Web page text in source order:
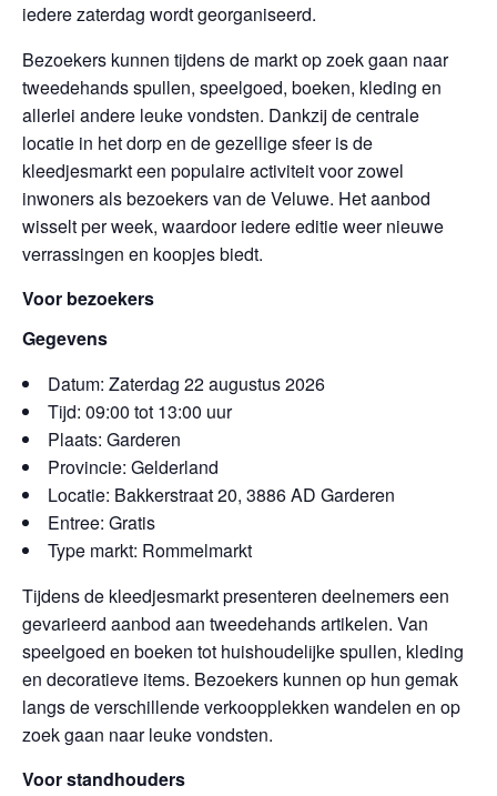
iedere zaterdag wordt georganiseerd.
Bezoekers kunnen tijdens de markt op zoek gaan naar
tweedehands spullen, speelgoed, boeken, kleding en
allerlei andere leuke vondsten. Dankzij de centrale
locatie in het dorp en de gezellige sfeer is de
kleedjesmarkt een populaire activiteit voor zowel
inwoners als bezoekers van de Veluwe. Het aanbod
wisselt per week, waardoor iedere editie weer nieuwe
verrassingen en koopjes biedt.
Voor bezoekers
Gegevens
Datum: Zaterdag 22 augustus 2026
Tijd: 09:00 tot 13:00 uur
Plaats: Garderen
Provincie: Gelderland
Locatie: Bakkerstraat 20, 3886 AD Garderen
Entree: Gratis
Type markt: Rommelmarkt
Tijdens de kleedjesmarkt presenteren deelnemers een
gevarieerd aanbod aan tweedehands artikelen. Van
speelgoed en boeken tot huishoudelijke spullen, kleding
en decoratieve items. Bezoekers kunnen op hun gemak
langs de verschillende verkoopplekken wandelen en op
zoek gaan naar leuke vondsten.
Voor standhouders